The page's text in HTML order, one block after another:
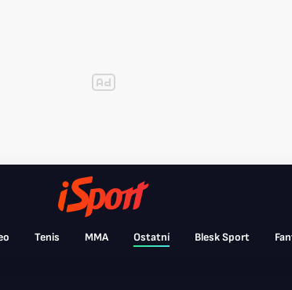
Tenis MMA Ostatní Blesk Sport